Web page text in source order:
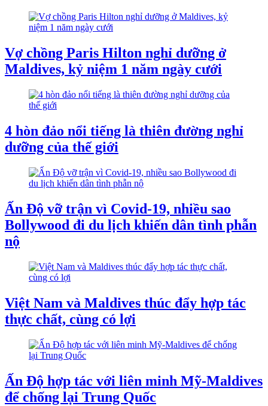
Vợ chồng Paris Hilton nghỉ dưỡng ở
Maldives, kỷ niệm 1 năm ngày cưới
4 hòn đảo nổi tiếng là thiên đường nghỉ
dưỡng của thế giới
Ấn Độ vỡ trận vì Covid-19, nhiều sao
Bollywood đi du lịch khiến dân tình phẫn
nộ
Việt Nam và Maldives thúc đẩy hợp tác
thực chất, cùng có lợi
Ấn Độ hợp tác với liên minh Mỹ-Maldives
để chống lại Trung Quốc